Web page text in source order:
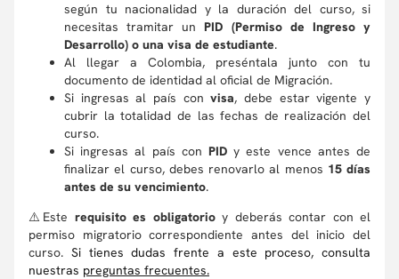
según tu nacionalidad y la duración del curso, si
necesitas tramitar unPID (Permiso de Ingreso y
Desarrollo) o una visa de estudiante.
Al llegar a Colombia, preséntala junto con tu
documento de identidad al oficial de Migración.
Si ingresas al país convisa, debe estar vigente y
cubrir la totalidad de las fechas de realización del
curso.
Si ingresas al país con PIDy este vence antes de
finalizar el curso, debes renovarlo al menos 15 días
antes de su vencimiento.
⚠️Este requisito es obligatorioy deberás contar con el
permiso migratorio correspondiente antes del inicio del
curso. Si tienes dudas frente a este proceso, consulta
nuestras preguntas frecuentes.